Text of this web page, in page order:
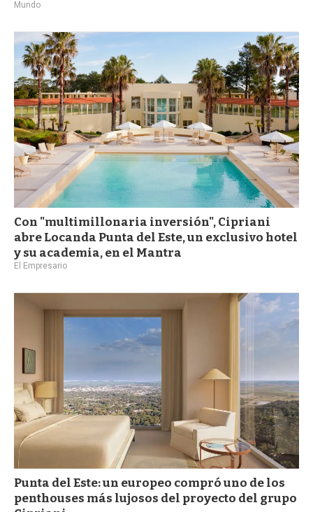
Mundo
Con "multimillonaria inversión", Cipriani
abre Locanda Punta del Este, un exclusivo hotel
y su academia, en el Mantra
El Empresario
Punta del Este: un europeo compró uno de los
penthouses más lujosos del proyecto del grupo